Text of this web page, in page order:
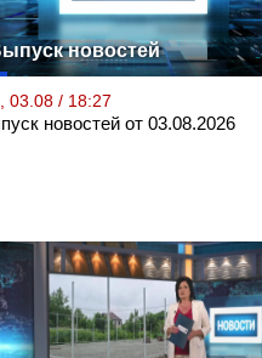
новостей
03.08 / 18:27
новостей от 03.08.2026